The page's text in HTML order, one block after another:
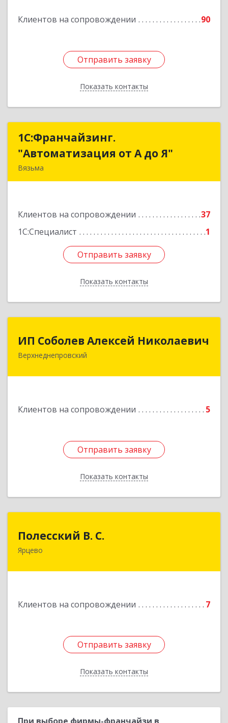
Клиентов на сопровождении 90
Отправить заявку
Показать контакты
Отправить заявку
Назад
1С:Франчайзинг.
"Автоматизация от А до Я"
Вязьма
Клиентов на сопровождении
37
1С:Специалист
1
Отправить заявку
Показать контакты
1С:Франчайзинг.
"Автоматизация от А до Я"
Подробнее
Отправить заявку
Назад
ИП Соболев Алексей Николаевич
Верхнеднепровский
Клиентов на сопровождении 5
Отправить заявку
Показать контакты
ИП Соболев Алексей Николаевич
Отправить заявку
Назад
Полесский В. С.
Ярцево
Клиентов на сопровождении 7
Отправить заявку
Показать контакты
Отправить заявку
Назад